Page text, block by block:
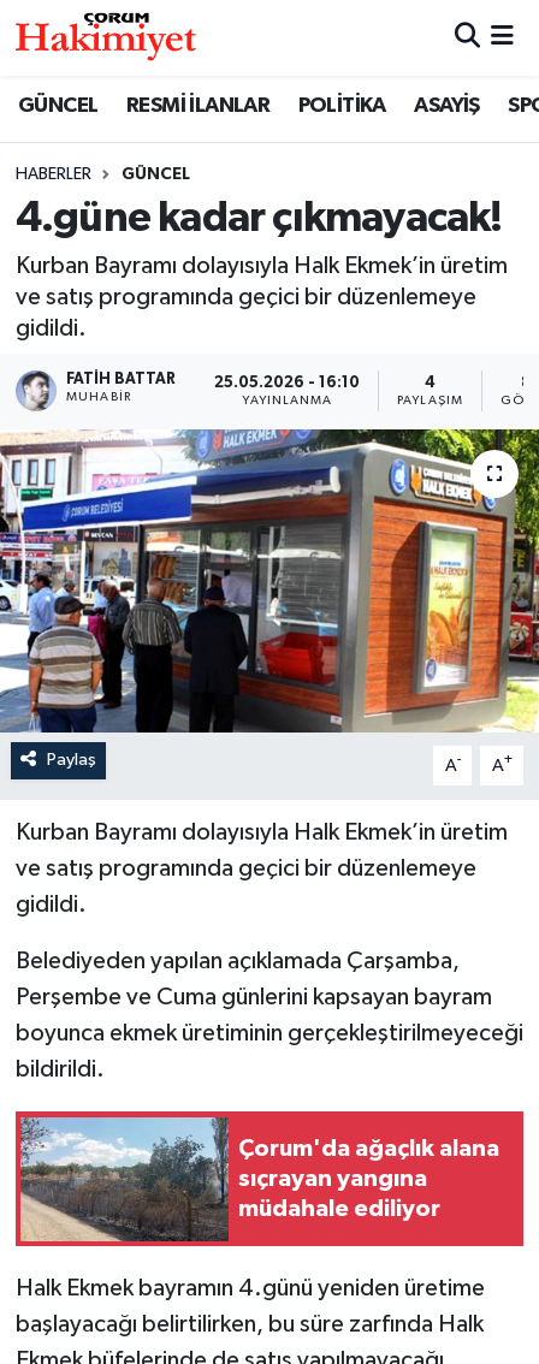
GÜNCEL RESMİ İLANLAR POLİTİKA ASAYİŞ
HABERLER GÜNCEL
4.güne kadar çıkmayacak!
Kurban Bayramı dolayısıyla Halk Ekmek’in üretim
ve satış programında geçici bir düzenlemeye
gidildi.
FATIH BATTAR
MUHABIR
25.05.2026 - 16:10
YAYINLANMA
4
PAYLAŞIM
Paylaş A- A+
Kurban Bayramı dolayısıyla Halk Ekmek’in üretim
ve satış programında geçici bir düzenlemeye
gidildi.
Belediyeden yapılan açıklamada Çarşamba,
Perşembe ve Cuma günlerini kapsayan bayram
boyunca ekmek üretiminin gerçekleştirilmeyeceği
bildirildi.
Çorum'da ağaçlık alana
sıçrayan yangına
müdahale ediliyor
Halk Ekmek bayramın 4.günü yeniden üretime
başlayacağı belirtilirken, bu süre zarfında Halk
SAĞLIK
ASAYİŞ
EKONOMİ
GÜNCEL
AKTÜEL
EĞİTİM
İLÇELER
OTOPARK
TEKNOLOJİ
Nöbetçi Eczaneler
Çorum Namaz Vakitleri
Trafik Durumu
Süper Lig Puan Durumu ve Fikstür
Tüm Manşetler
Son Dakika Haberleri
Haber Arşivi